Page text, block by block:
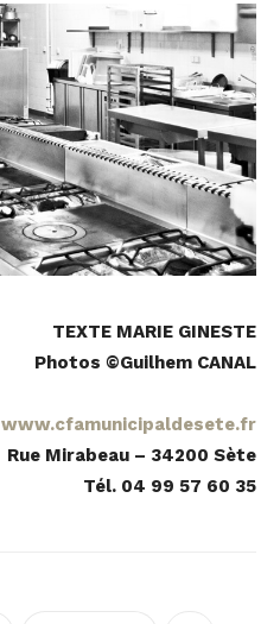
TEXTE MARIE GINESTE
Photos ©Guilhem CANAL
www.cfamunicipaldesete.fr
Rue Mirabeau – 34200 Sète
Tél. 04 99 57 60 35